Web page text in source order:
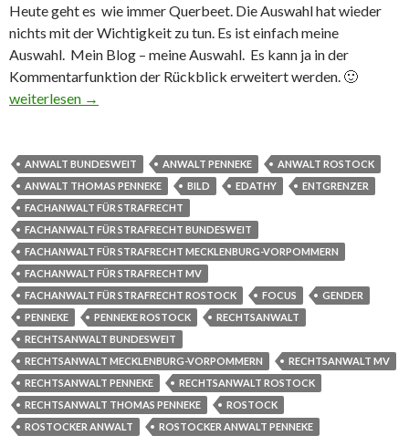
Heute geht es wie immer Querbeet. Die Auswahl hat wieder
nichts mit der Wichtigkeit zu tun. Es ist einfach meine
Auswahl. Mein Blog – meine Auswahl. Es kann ja in der
Kommentarfunktion der Rückblick erweitert werden. 🙂
Rückblick VI Penis ab Edathy Billigsärge und Windelfetisch
weiterlesen →
ANWALT BUNDESWEIT ANWALT PENNEKE
ANWALT ROSTOCK
ANWALT THOMAS PENNEKE
BILD EDATHY
ENTGRENZER
FACHANWALT FÜR STRAFRECHT
FACHANWALT FÜR STRAFRECHT BUNDESWEIT
FACHANWALT FÜR STRAFRECHT MECKLENBURG-VORPOMMERN
FACHANWALT FÜR STRAFRECHT MV
FACHANWALT FÜR STRAFRECHT ROSTOCK
FOCUS
GENDER
PENNEKE
PENNEKE ROSTOCK
RECHTSANWALT
RECHTSANWALT BUNDESWEIT
RECHTSANWALT MECKLENBURG-VORPOMMERN
RECHTSANWALT MV
RECHTSANWALT PENNEKE
RECHTSANWALT ROSTOCK
RECHTSANWALT THOMAS PENNEKE
ROSTOCK
ROSTOCKER ANWALT
ROSTOCKER ANWALT PENNEKE